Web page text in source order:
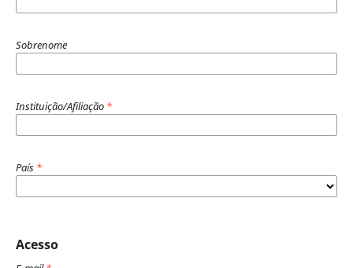
Sobrenome
Instituição/Afiliação *
País *
Acesso